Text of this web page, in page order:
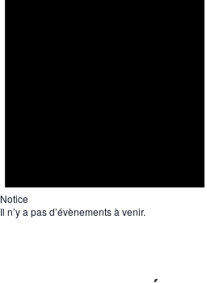
Notice
Il n’y a pas d’évènements à venir.